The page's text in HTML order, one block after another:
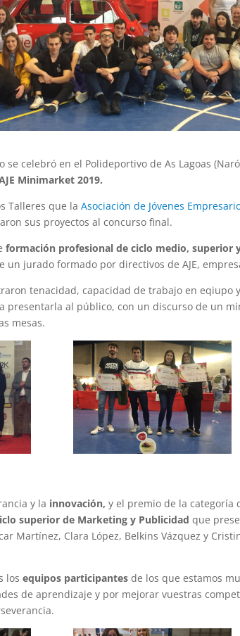
se celebró en el Polideportivo de As Lagoas
Minimarket 2019.
Talleres que laAsociación de Jóvenes
sus proyectos al concurso final.
formación profesional de ciclo medio, superior
un jurado formado por directivos de AJE,
tenacidad, capacidad de trabajo en eqiupo
presentarla al público, con un discurso de un
mesas.
y la innovación, y el premio de la categoría
superior de Marketing y Publicidad que
Martínez, Clara López, Belkins Vázquez y
losequipos participantesde los que estamos
de aprendizaje y por mejorar vuestras